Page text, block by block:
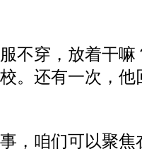
不穿，放着干嘛
。还有一次，
，咱们可以聚焦